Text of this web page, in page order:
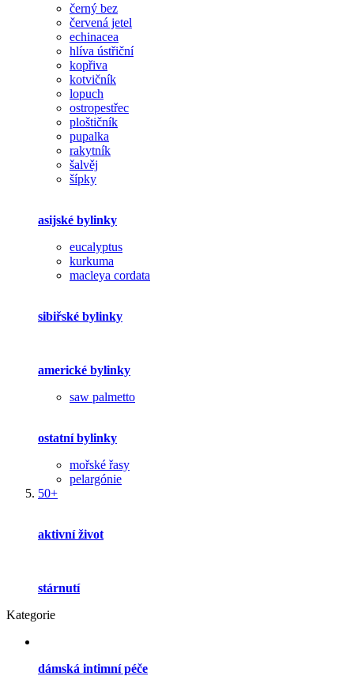
černý bez
červená jetel
echinacea
hlíva ústřiční
kopřiva
kotvičník
lopuch
ostropestřec
ploštičník
pupalka
rakytník
šalvěj
šípky
asijské bylinky
eucalyptus
kurkuma
macleya cordata
sibiřské bylinky
americké bylinky
saw palmetto
ostatní bylinky
mořské řasy
pelargónie
50+
aktivní život
stárnutí
Kategorie
dámská intimní péče